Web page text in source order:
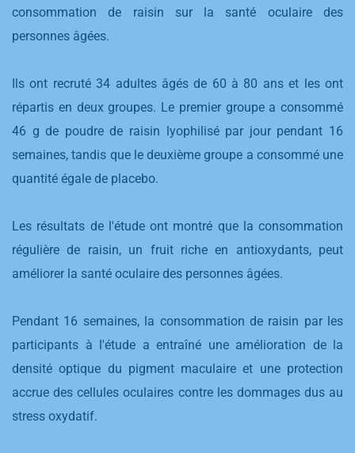
consommation de raisin sur la santé oculaire des
personnes âgées.
Ils ont recruté 34 adultes âgés de 60 à 80 ans et les ont
répartis en deux groupes. Le premier groupe a consommé
46 g de poudre de raisin lyophilisé par jour pendant 16
semaines, tandis que le deuxième groupe a consommé une
quantité égale de placebo.
Les résultats de l'étude ont montré que la consommation
régulière de raisin, un fruit riche en antioxydants, peut
améliorer la santé oculaire des personnes âgées.
Pendant 16 semaines, la consommation de raisin par les
participants à l'étude a entraîné une amélioration de la
densité optique du pigment maculaire et une protection
accrue des cellules oculaires contre les dommages dus au
stress oxydatif.